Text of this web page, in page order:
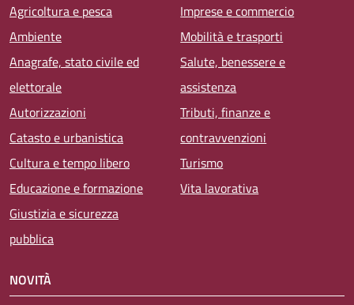
Agricoltura e pesca
Ambiente
Anagrafe, stato civile ed
elettorale
Autorizzazioni
Catasto e urbanistica
Cultura e tempo libero
Educazione e formazione
Giustizia e sicurezza
pubblica
Imprese e commercio
Mobilità e trasporti
Salute, benessere e
assistenza
Tributi, finanze e
contravvenzioni
Turismo
Vita lavorativa
NOVITÀ